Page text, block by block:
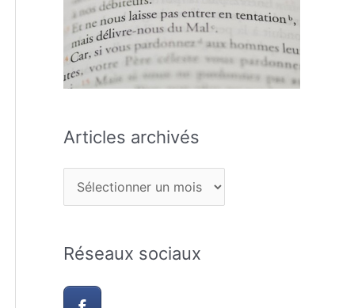
Articles archivés
Réseaux sociaux